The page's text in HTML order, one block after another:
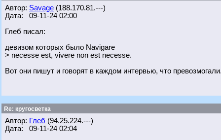
Автор: Savage (188.170.81.---)
Дата: 09-11-24 02:00
Глеб писал:
девизом которых было Navigare
> necesse est, vivere non est necesse.
Вот они пишут и говорят в каждом интервью, что
Re: кругосветка
Автор: Глеб (94.25.224.---)
Дата: 09-11-24 02:04